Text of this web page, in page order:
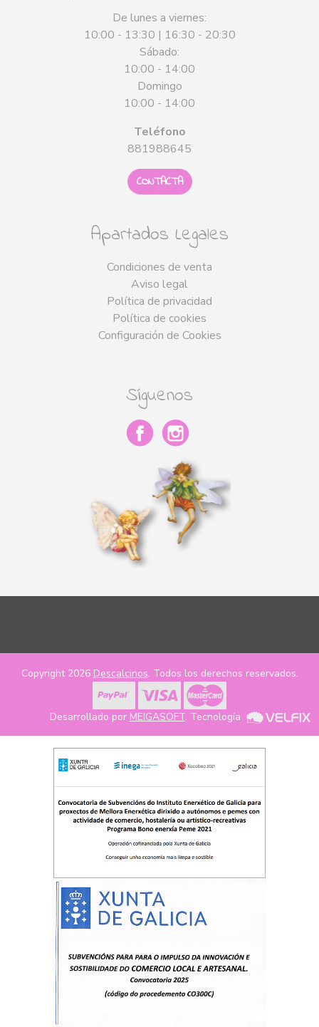
De lunes a viernes:
10:00 - 13:30 | 16:30 - 20:30
Sábado:
10:00 - 14:00
Domingo
10:00 - 14:00
Teléfono
881988645
CONTACTA
Apartados Legales
Condiciones de venta
Aviso legal
Política de privacidad
Política de cookies
Configuración de Cookies
Síguenos
Copyright 2026 Descalcinos. Todos los derechos reservados.
Desarrollado por MEIGASOFT. Tecnología